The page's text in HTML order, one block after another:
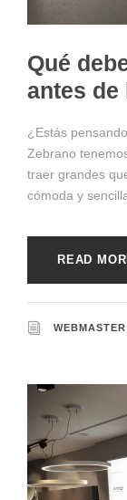
Qué
antes de
¿Estás
Zebrano
traer grandes
cómoda y
READ
WEBMASTER